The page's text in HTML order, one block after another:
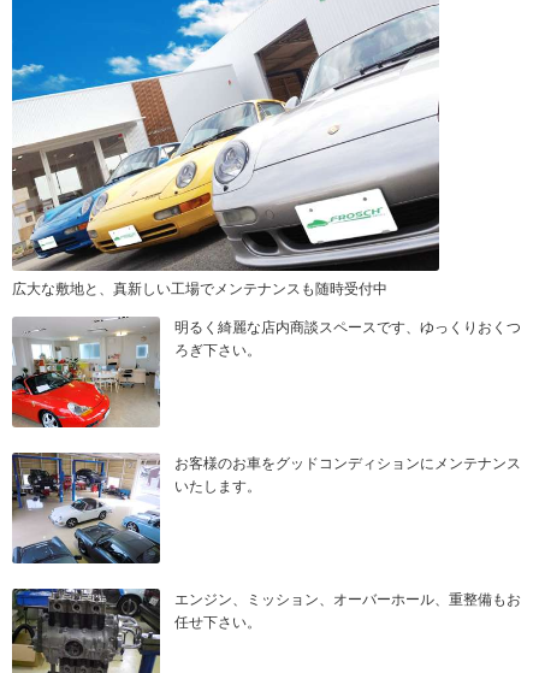
広大な敷地と、真新しい工場でメンテナンスも随時受付中
明るく綺麗な店内商談スペースです、ゆっくりおくつ
ろぎ下さい。
お客様のお車をグッドコンディションにメンテナンス
いたします。
エンジン、ミッション、オーバーホール、重整備もお
任せ下さい。